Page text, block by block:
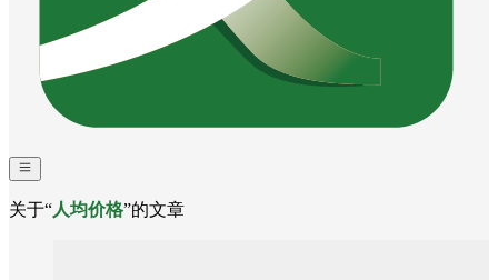
关于“人均价格”的文章